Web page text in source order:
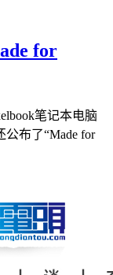
for
笔记本电脑
布了“Made for